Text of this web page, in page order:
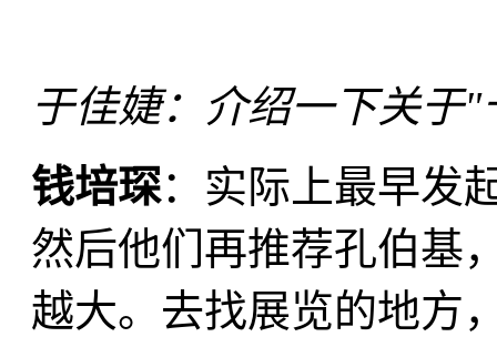
于佳婕：介绍一下关于
钱培琛：实际上最早发
然后他们再推荐孔伯基
越大。去找展览的地方